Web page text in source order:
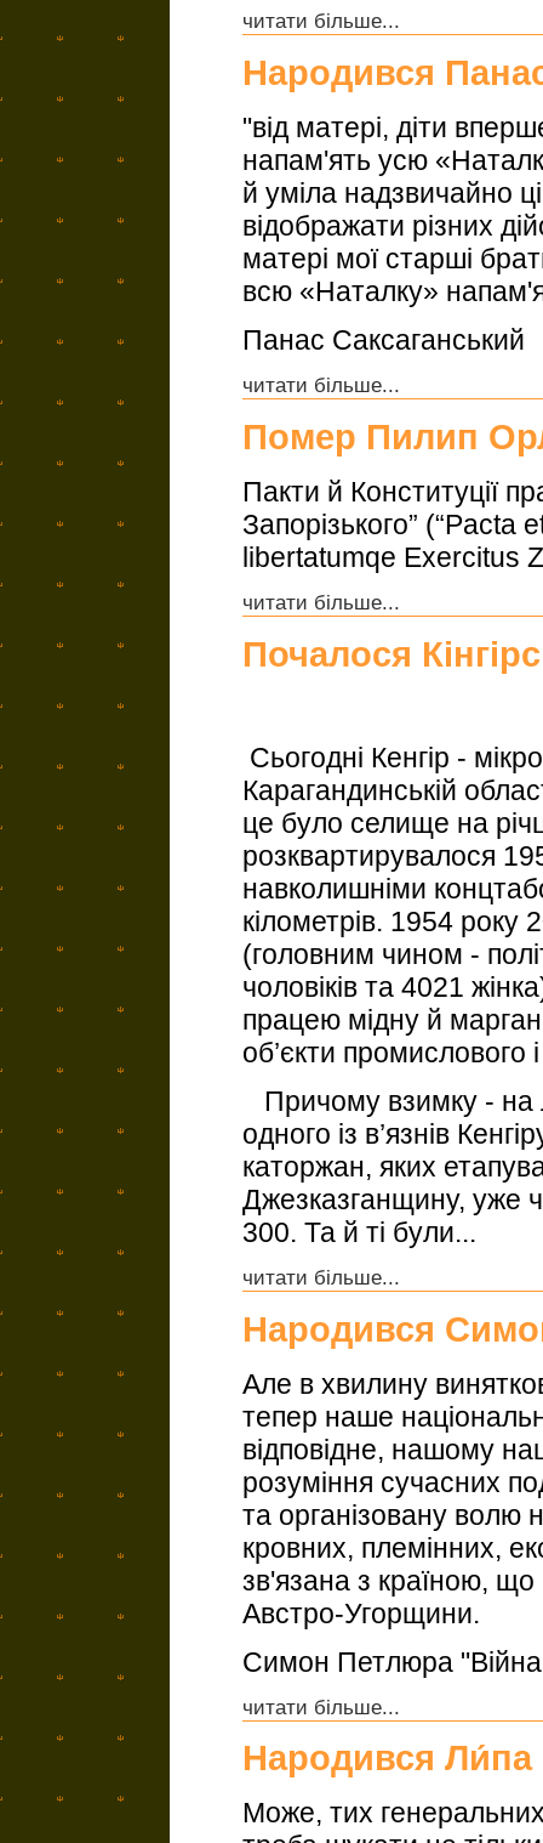
читати більше...
Народився
"від матері, діти
напам'ять усю
й уміла надзвичайно
відображати різних
матері мої старші
всю «Наталку»
Панас Саксаганський
читати більше...
Помер Пилип
Пакти й Конституції
Запорізького”
libertatumqe Exercitus
читати більше...
Почалося
Сьогодні Кенгір -
Карагандинській
це було селище на
розквартирувалося
навколишніми
кілометрів. 1954 року
(головним чином -
чоловіків та 4021
працею мідну й
об’єкти промислового
Причому взимку - на
одного із в’язнів
каторжан, яких
Джезказганщину, уже
300. Та й ті були...
читати більше...
Народився
Але в хвилину
тепер наше
відповідне, нашому
розуміння сучасних
та організовану волю
кровних, племінних,
зв'язана з країною, що
Австро-Угорщини.
Симон Петлюра "Війна
читати більше...
Народився
Може, тих генеральних